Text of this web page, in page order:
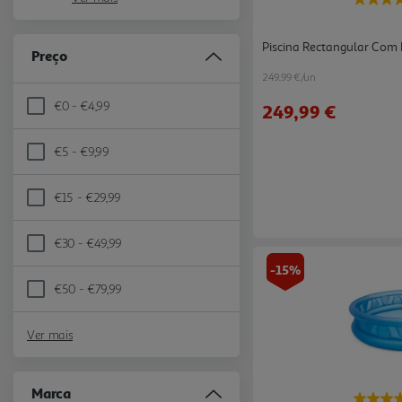
Preço
€0 - €4,99
Refine by Preço: €0 - €4,99
€5 - €9,99
Refine by Preço: €5 - €9,99
€15 - €29,99
Refine by Preço: €15 - €29,99
€30 - €49,99
Refine by Preço: €30 - €49,99
€50 - €79,99
Refine by Preço: €50 - €79,99
Ver mais
Marca
Piscina Rectangular
249.99 €/un
249,99 €
-15%